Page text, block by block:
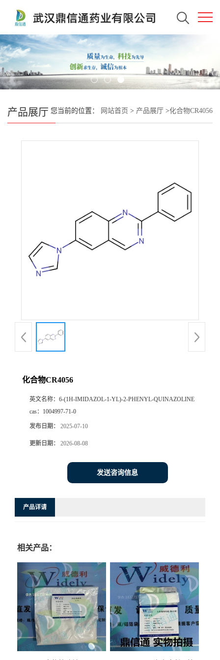
产品展厅 您当前的位置： 网站首页 > 产品展厅 >化合物CR4056
化合物CR4056
英文名称： 6-(1H-IMIDAZOL-1-YL)-2-PHENYL-QUINAZOLINE
cas： 1004997-71-0
发布日期： 2025-07-10
更新日期： 2026-08-08
发送咨询信息
产品详请
相关产品：